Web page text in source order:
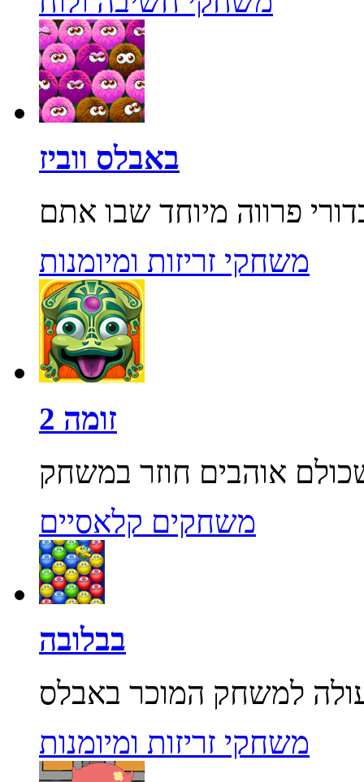
באבלס ווביז
משחקי זריזות ומיומנות
זומה 2
משחקים קלאסיים
בבלובה
משחקי זריזות ומיומנות